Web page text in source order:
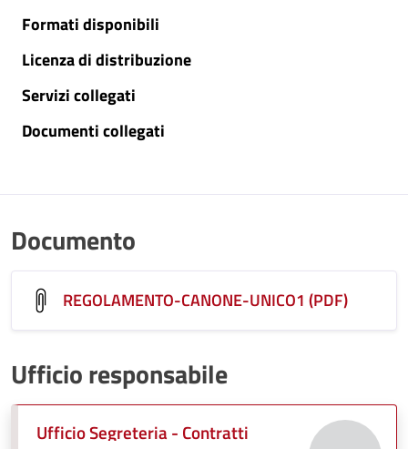
Formati disponibili
Licenza di distribuzione
Servizi collegati
Documenti collegati
Documento
REGOLAMENTO-CANONE-UNICO1 (PDF)
Ufficio responsabile
Ufficio Segreteria - Contratti